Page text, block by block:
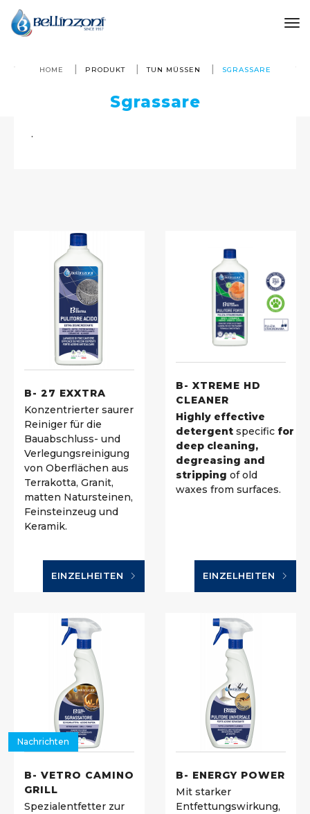
HOME PRODUKT TUN MÜSSEN SGRASSARE
Sgrassare
.
B- 27 EXXTRA
Konzentrierter saurer
Reiniger für die
Bauabschluss- und
Verlegungsreinigung
von Oberflächen aus
Terrakotta, Granit,
matten Natursteinen,
Feinsteinzeug und
Keramik.
EINZELHEITEN
B- XTREME HD
CLEANER
Highly effective
detergent specific for
deep cleaning,
degreasing and
stripping of old
waxes from surfaces.
EINZELHEITEN
Nachrichten
B- VETRO CAMINO
GRILL
Spezialentfetter zur
B- ENERGY POWER
Mit starker
Entfettungswirkung,